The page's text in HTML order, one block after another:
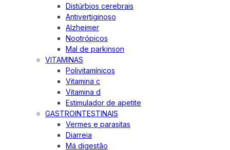
Distúrbios cerebrais
Antivertiginoso
Alzheimer
Nootrópicos
Mal de parkinson
VITAMINAS
Polivitamínicos
Vitamina c
Vitamina d
Estimulador de apetite
GASTROINTESTINAIS
Vermes e parasitas
Diarreia
Má digestão